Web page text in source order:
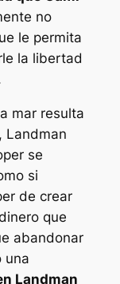
no
le permita
la libertad
mar resulta
Landman
se
si
de crear
que
abandonar
una
Landman